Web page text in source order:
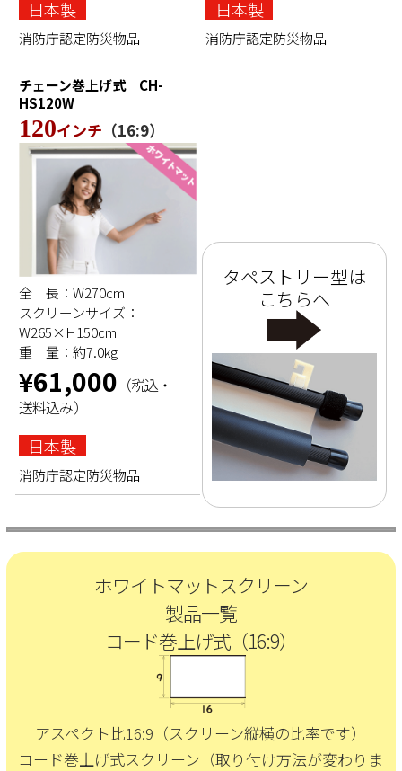
日本製
消防庁認定防災物品
日本製
消防庁認定防災物品
チェーン巻上げ式 CH-
HS120W
120インチ （16:9）
全 長：W270cm
スクリーンサイズ：
W265×H150cm
重 量：約7.0kg
¥61,000 （税込・
送料込み）
日本製
消防庁認定防災物品
タペストリー型は
こちらへ
ホワイトマットスクリーン
製品一覧
コード巻上げ式（16:9）
アスペクト比16:9 （スクリーン縦横の比率です）
コード巻上げ式スクリーン （取り付け方法が変わりま